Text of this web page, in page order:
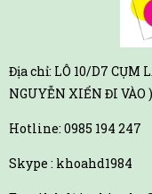
Địa chỉ: LÔ 10/D7 CỤM
NGUYỄN XIỂN ĐI
Hotline: 0985 194 247
Skype : khoahd1984